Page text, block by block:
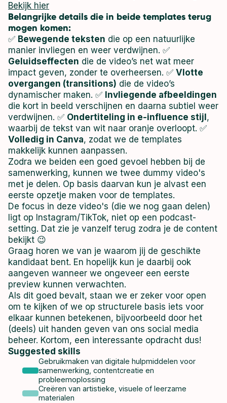
Bekijk hier
Belangrijke details die in beide templates terug
mogen komen:
✅ Bewegende teksten die op een natuurlijke
manier invliegen en weer verdwijnen. ✅
Geluidseffecten die de video’s net wat meer
impact geven, zonder te overheersen. ✅ Vlotte
overgangen (transitions) die de video’s
dynamischer maken. ✅ Invliegende afbeeldingen
die kort in beeld verschijnen en daarna subtiel weer
verdwijnen. ✅ Ondertiteling in e-influence stijl ,
waarbij de tekst van wit naar oranje overloopt. ✅
Volledig in Canva, zodat we de templates
makkelijk kunnen aanpassen.
Zodra we beiden een goed gevoel hebben bij de
samenwerking, kunnen we twee dummy video's
met je delen. Op basis daarvan kun je alvast een
eerste opzetje maken voor de templates.
De focus in deze video's (die we nog gaan delen)
ligt op Instagram/TikTok, niet op een podcast-
setting. Dat zie je vanzelf terug zodra je de content
bekijkt 😉
Graag horen we van je waarom jij de geschikte
kandidaat bent. En hopelijk kun je daarbij ook
aangeven wanneer we ongeveer een eerste
preview kunnen verwachten.
Als dit goed bevalt, staan we er zeker voor open
om te kijken of we op structurele basis iets voor
elkaar kunnen betekenen, bijvoorbeeld door het
(deels) uit handen geven van ons social media
beheer. Kortom, een interessante opdracht dus!
Suggested skills
Gebruikmaken van digitale hulpmiddelen voor
samenwerking, contentcreatie en
probleemoplossing
Creëren van artistieke, visuele of leerzame
materialen